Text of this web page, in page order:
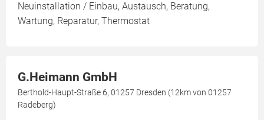
Neuinstallation / Einbau, Austausch, Beratung,
Wartung, Reparatur, Thermostat
G.Heimann GmbH
Berthold-Haupt-Straße 6, 01257 Dresden (12km von 01257
Radeberg)